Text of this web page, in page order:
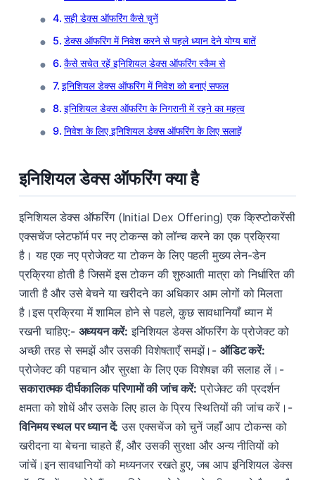
सही डेक्स ऑफरिंग कैसे चुनें
डेक्स ऑफरिंग में निवेश करने से पहले ध्यान देने योग्य बातें
कैसे सचेत रहें इनिशियल डेक्स ऑफरिंग स्कैम से
इनिशियल डेक्स ऑफरिंग में निवेश को बनाएं सफल
इनिशियल डेक्स ऑफरिंग के निगरानी में रहने का महत्व
निवेश के लिए इनिशियल डेक्स ऑफरिंग के लिए सलाहें
इनिशियल डेक्स ऑफरिंग क्या है
इनिशियल डेक्स ऑफरिंग (Initial Dex Offering) एक क्रिप्टोकरेंसी
एक्सचेंज प्लेटफॉर्म पर नए टोकन्स को लॉन्च करने का एक प्रक्रिया
है। यह एक नए प्रोजेक्ट या टोकन के लिए पहली मुख्य लेन-डेन
प्रक्रिया होती है जिसमें इस टोकन की शुरुआती मात्रा को निर्धारित की
जाती है और उसे बेचने या खरीदने का अधिकार आम लोगों को मिलता
है।इस प्रक्रिया में शामिल होने से पहले, कुछ सावधानियाँ ध्यान में
रखनी चाहिए:- अध्ययन करें: इनिशियल डेक्स ऑफरिंग के प्रोजेक्ट को
अच्छी तरह से समझें और उसकी विशेषताएँ समझें।- ऑडिट करें:
प्रोजेक्ट की पहचान और सुरक्षा के लिए एक विशेषज्ञ की सलाह लें।-
सकारात्मक दीर्घकालिक परिणामों की जांच करें: प्रोजेक्ट की प्रदर्शन
क्षमता को शोधें और उसके लिए हाल के प्रिय स्थितियों की जांच करें।-
विनिमय स्थल पर ध्यान दें: उस एक्सचेंज को चुनें जहाँ आप टोकन्स को
खरीदना या बेचना चाहते हैं, और उसकी सुरक्षा और अन्य नीतियों को
जांचें।इन सावधानियों को मध्यनजर रखते हुए, जब आप इनिशियल डेक्स